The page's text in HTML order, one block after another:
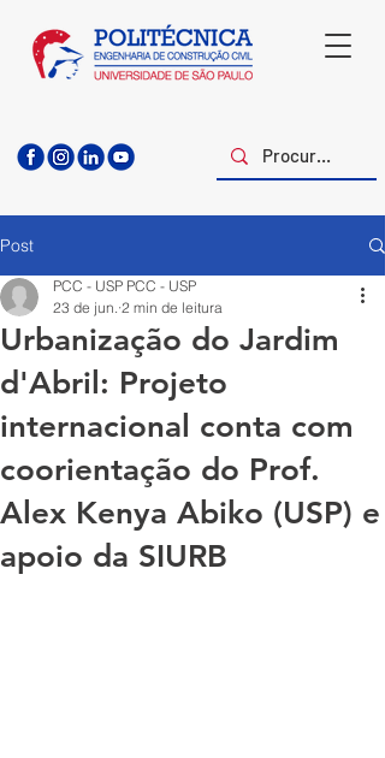
Post
Urbanização do Jardim
d'Abril: Projeto
internacional conta com
coorientação do Prof.
Alex Kenya Abiko (USP) e
apoio da SIURB
PCC - USP PCC - USP
23 de jun. 2 min de leitura